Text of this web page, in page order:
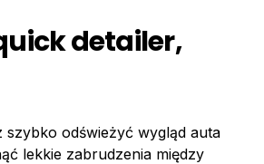
detailer,
szybko odświeżyć wygląd auta
lekkie zabrudzenia między